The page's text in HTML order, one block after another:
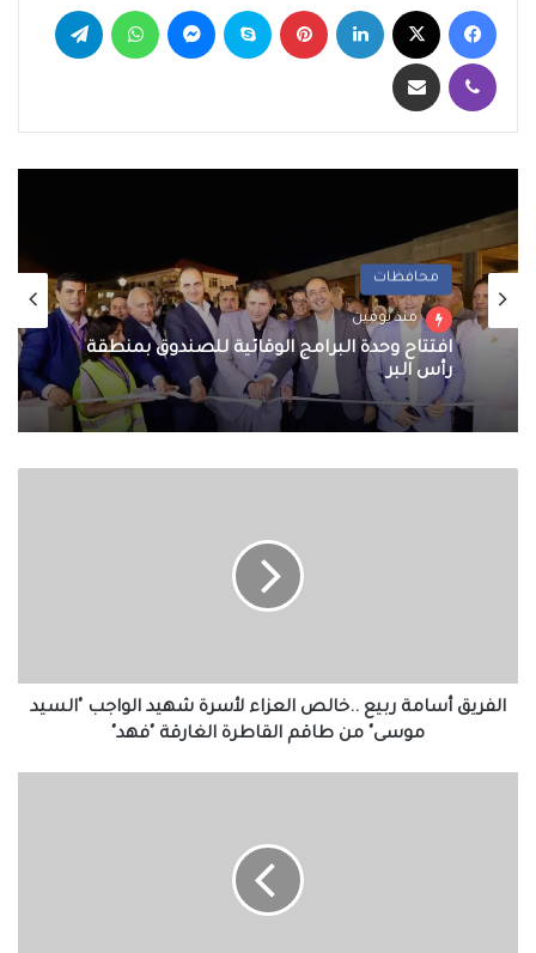
فيسبوك لينكدإن بينتيريست سكايب ماسنجر واتساب
ڤايبر مشاركة عبر البريد
محافظات
منذ يومين
افتتاح وحدة البرامج الوقائية للصندوق بمنطقة
رأس البر
"السيد
موسى"
الفريق أسامة ربيع ..خالص العزاء لأسرة شهيد الواجب "السيد
موسى" من طاقم القاطرة الغارقة "فهد"